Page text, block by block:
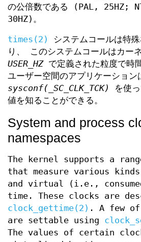
の公倍数である (PAL, 25HZ;
30HZ)。
times(2)
システムコールは特
り、 このシステムコールはカー
USER_HZで定義された粒度で時
ユーザー空間のアプリケーション
sysconf(_SC_CLK_TCK)
を使
値を知ることができる。
System and process
namespaces
The kernel supports a
that measure various
and virtual (i.e., consumed
time. These clocks are
clock_gettime(2) . A few
are settable using
The values of certain